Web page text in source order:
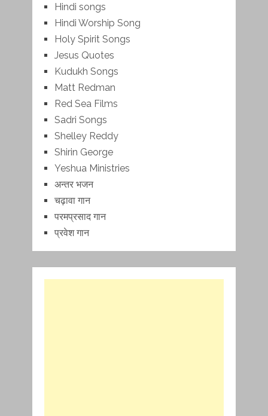
Hindi songs
Hindi Worship Song
Holy Spirit Songs
Jesus Quotes
Kudukh Songs
Matt Redman
Red Sea Films
Sadri Songs
Shelley Reddy
Shirin George
Yeshua Ministries
अन्तर भजन
चढ़ावा गान
परमप्रसाद गान
प्रवेश गान